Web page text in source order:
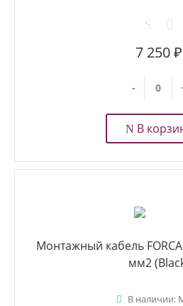
7 250 ₽
-
В
Монтажный кабель
мм2
В наличии: